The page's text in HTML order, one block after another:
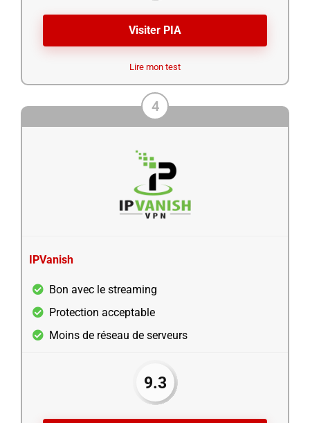
Visiter PIA
Lire mon test
4
IPVanish
Bon avec le streaming
Protection acceptable
Moins de réseau de serveurs
9.3